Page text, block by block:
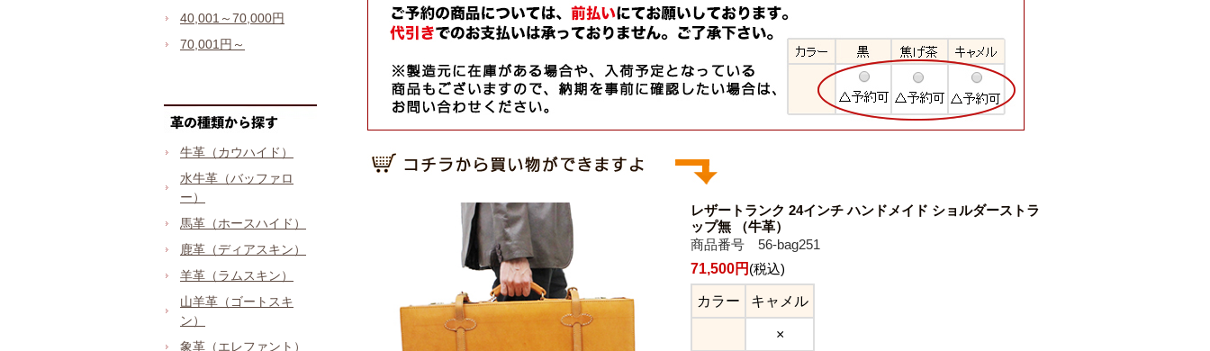
40,001～70,000円
70,001円～
牛革（カウハイド）
水牛革（バッファロ
ー）
馬革（ホースハイド）
鹿革（ディアスキン）
羊革（ラムスキン）
山羊革（ゴートスキ
ン）
象革（エレファント）
レザートランク 24インチ ハンドメイド ショルダーストラ
ップ無 （牛革）
商品番号 56-bag251
71,500円 (税込)
カラー キャメル
×